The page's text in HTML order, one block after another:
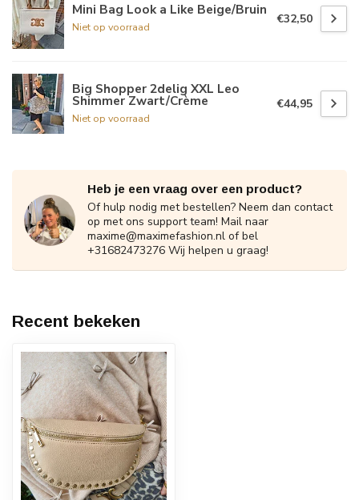
Mini Bag Look a Like Beige/Bruin
Niet op voorraad
€32,50
Big Shopper 2delig XXL Leo
Shimmer Zwart/Crème
Niet op voorraad
€44,95
Heb je een vraag over een product?
Of hulp nodig met bestellen? Neem dan contact
op met ons support team! Mail naar
maxime@maximefashion.nl of bel
+31682473276 Wij helpen u graag!
Recent bekeken